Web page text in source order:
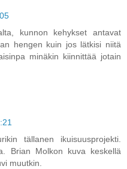
kunnon kehykset antavat
hengen kuin jos lätkisi niitä
minäkin kiinnittää jotain
tällanen ikuisuusprojekti.
Brian Molkon kuva keskellä
muutkin.